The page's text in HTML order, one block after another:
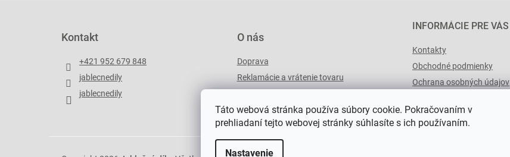
Táto webová stránka používa súbory cookie. Pokračovaním v
prehliadaní tejto webovej stránky súhlasíte s ich používaním.
Nastavenie
Kontakt
+421 952 679 848
jablecnedily
jablecnedily
O nás
Doprava
Reklamácie a vrátenie tovaru
INFORMÁCIE PRE VÁS
Kontakty
Obchodné podmienky
Ochrana osobných údajov